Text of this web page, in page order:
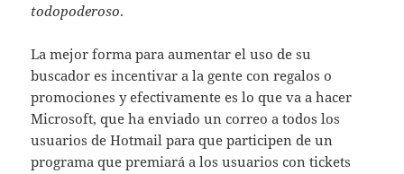
todopoderoso.
La mejor forma para aumentar el uso de su
buscador es incentivar a la gente con regalos o
promociones y efectivamente es lo que va a hacer
Microsoft, que ha enviado un correo a todos los
usuarios de Hotmail para que participen de un
programa que premiará a los usuarios con tickets